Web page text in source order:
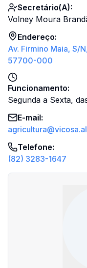
Secretário(a):
Volney Moura
Endereço:
Av. Firmino Maia, S/
57700-000
Funcionamento:
Segunda a Sexta,
E-mail:
Telefone:
(82) 3283-1647